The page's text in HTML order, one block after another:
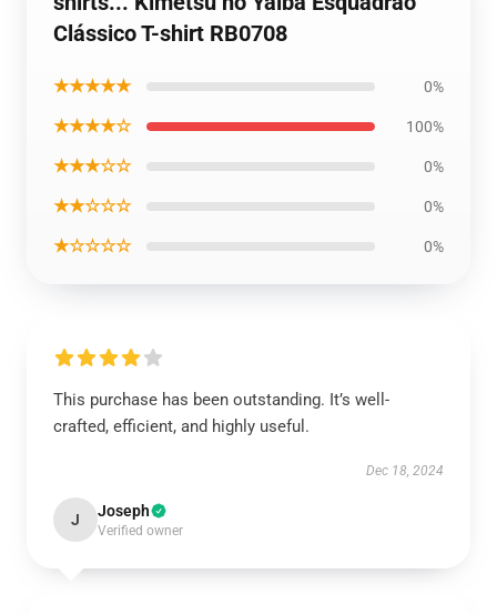
Clássico T-shirt RB0708
★★★★★ 0%
★★★★☆ 100%
★★★☆☆ 0%
★★☆☆☆ 0%
★☆☆☆☆ 0%
This purchase has been outstanding. It’s well-
crafted, efficient, and highly useful.
Dec 18, 2024
J Joseph
Verified owner